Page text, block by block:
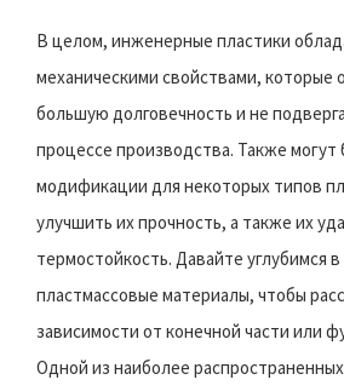
В целом, инженерные пластики
механическими свойствами, которые
большую долговечность и не
процессе производства. Также могут
модификации для некоторых типов
улучшить их прочность, а также их
термостойкость. Давайте углубимся
пластмассовые материалы, чтобы
зависимости от конечной части или
Одной из наиболее